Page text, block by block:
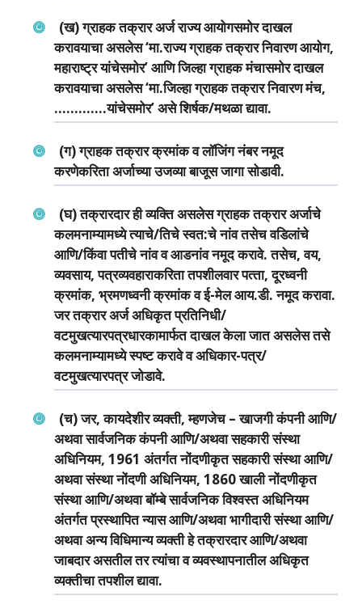
(ख) ग्राहक तक्रार अर्ज राज्‍य आयोगसमोर दाखल
करावयाचा असलेस ‘मा.राज्‍य ग्राहक तक्रार निवारण आयोग,
महाराष्‍ट्र यांचेसमोर’ आणि जिल्‍हा ग्राहक मंचासमोर दाखल
करावयाचा असलेस ‘मा.जिल्‍हा ग्राहक तक्रार निवारण मंच,
………….यांचेसमोर’ असे शिर्षक/मथळा द्यावा.
(ग) ग्राहक तक्रार क्रमांक व लॉजिंग नंबर नमूद
करणेकरिता अर्जाच्‍या उजव्‍या बाजूस जागा सोडावी.
(घ) तक्रारदार ही व्‍यक्ति असलेस ग्राहक तक्रार अर्जाचे
कलमनाम्‍यामध्‍ये त्‍याचे/तिचे स्‍वत:चे नांव तसेच वडिलांचे
आणि/किंवा पतीचे नांव व आडनांव नमूद करावे. तसेच, वय,
व्‍यवसाय, पत्रव्‍यवहाराकरिता तपशीलवार पत्‍ता, दूरध्‍वनी
क्रमांक, भ्रमणध्‍वनी क्रमांक व ई-मेल आय.डी. नमूद करावा.
जर तक्रार अर्ज अधिकृत प्रतिनिधी/
वटमुखत्‍यारपत्रधारकामार्फत दाखल केला जात असलेस तसे
कलमनाम्‍यामध्‍ये स्‍पष्‍ट करावे व अधिकार-पत्र/
वटमुखत्‍यारपत्र जोडावे­­.
(च) जर, कायदेशीर व्‍यक्‍ती, म्‍हणजेच – खाजगी कंपनी आणि/
अथवा सार्वजनिक कंपनी आणि/अथवा सहकारी संस्‍था
अधिनियम, 1961 अंतर्गत नोंदणीकृत सहकारी संस्‍था आणि/
अथवा संस्‍था नोंदणी अधिनियम, 1860 खाली नोंदणीकृत
संस्‍था आणि/अथवा बॉम्‍बे सार्वजनिक विश्‍वस्‍त अधिनियम
अंतर्गत प्रस्‍थापित न्‍यास आणि/अथवा भागीदारी संस्‍था आणि/
अथवा अन्‍य विधिमान्‍य व्‍यक्‍ती हे तक्रारदार आणि/अथवा
जाबदार असतील तर त्‍यांचा व व्‍यवस्‍थापनातील अधिकृत
व्‍यक्‍तीचा तपशील द्यावा­.